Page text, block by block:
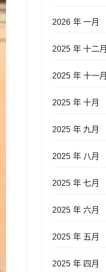
2026 年 一月
2025 年 十二月
2025 年 十一月
2025 年 十月
2025 年 九月
2025 年 八月
2025 年 七月
2025 年 六月
2025 年 五月
2025 年 四月